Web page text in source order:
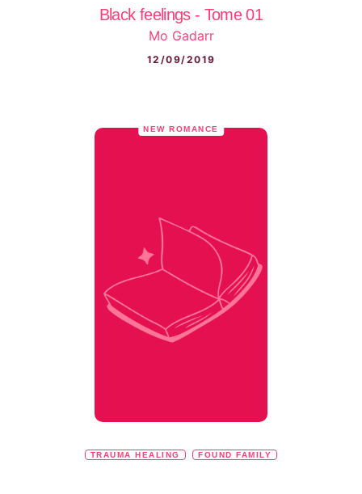
Black feelings - Tome 01
Mo Gadarr
12/09/2019
NEW ROMANCE
TRAUMA HEALING FOUND FAMILY